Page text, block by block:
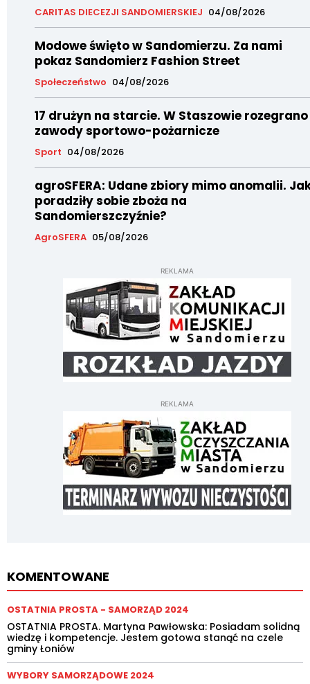
CARITAS DIECEZJI SANDOMIERSKIEJ 04/08/2026
Modowe święto w Sandomierzu. Za nami
pokaz Sandomierz Fashion Street
Społeczeństwo 04/08/2026
17 drużyn na starcie. W Staszowie rozegrano
zawody sportowo-pożarnicze
Sport 04/08/2026
agroSFERA: Udane zbiory mimo anomalii.
poradziły sobie zboża na
Sandomierszczyźnie?
AgroSFERA 05/08/2026
REKLAMA
REKLAMA
KOMENTOWANE
OSTATNIA PROSTA - SAMORZĄD 2024
OSTATNIA PROSTA. Martyna Pawłowska: Posiadam solidną
wiedzę i kompetencje. Jestem gotowa stanąć na czele
gminy Łoniów
WYBORY SAMORZĄDOWE 2024